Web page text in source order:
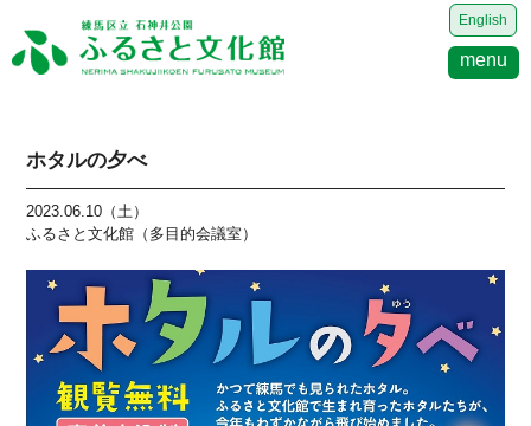
English
menu
ホタルの夕べ
2023.06.10（土）
ふるさと文化館（多目的会議室）